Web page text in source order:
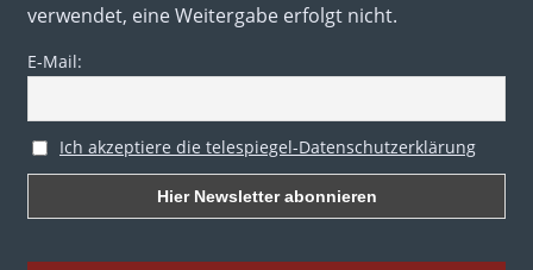
verwendet, eine Weitergabe erfolgt nicht.
E-Mail:
Ich akzeptiere die telespiegel-Datenschutzerklärung